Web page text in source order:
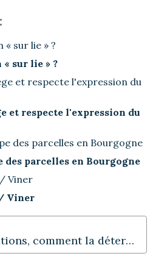
sur lie » ?
et respecte l'expression du
des parcelles en Bourgogne
Viner
Typicité des appellations, comment la déterminer ?